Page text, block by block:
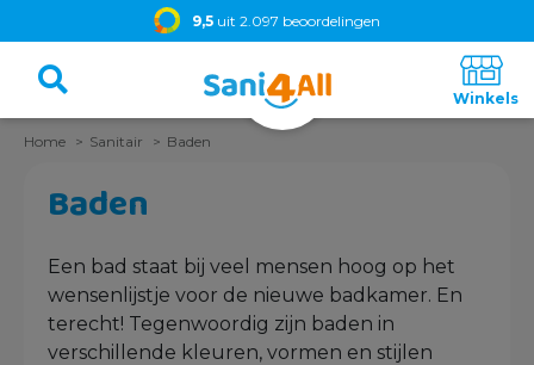
9,5 uit 2.097 beoordelingen
Home Sanitair Baden
Baden
Een bad staat bij veel mensen hoog op het
wensenlijstje voor de nieuwe badkamer. En
terecht! Tegenwoordig zijn baden in
verschillende kleuren, vormen en stijlen